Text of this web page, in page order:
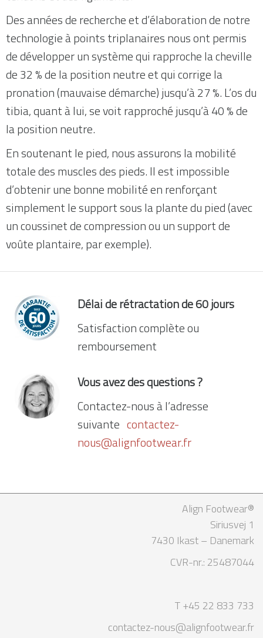
Des années de recherche et d’élaboration de notre
technologie à points triplanaires nous ont permis
de développer un système qui rapproche la cheville
de 32 % de la position neutre et qui corrige la
pronation (mauvaise démarche) jusqu’à 27 %. L’os du
tibia, quant à lui, se voit rapproché jusqu’à 40 % de
la position neutre.
En soutenant le pied, nous assurons la mobilité
totale des muscles des pieds. Il est impossible
d’obtenir une bonne mobilité en renforçant
simplement le support sous la plante du pied (avec
un coussinet de compression ou un support de
voûte plantaire, par exemple).
Délai de rétractation de 60 jours
Satisfaction complète ou
remboursement
Vous avez des questions ?
Contactez-nous à l’adresse
suivante contactez-
nous@alignfootwear.fr
Align Footwear®
Siriusvej 1
7430 Ikast – Danemark
CVR-nr.: 25487044
T +45 22 833 733
contactez-nous@alignfootwear.fr